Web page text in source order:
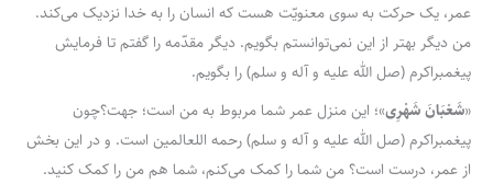
عمر، یک حرکت به سوی معنویّت هست که انسان را به خدا نزدیک می‌کند.
من دیگر بهتر از این نمی‌توانستم بگویم. دیگر مقدّمه را گفتم تا فرمایش
پیغمبراکرم (صل الله علیه و آله و سلم) را بگویم.
«شَعْبَانَ شَهْرِی»؛ این منزل عمر شما مربوط به من است؛ جهت؟چون
پیغمبراکرم (صل الله علیه و آله و سلم) رحمه اللعالمین است. و در این بخش
از عمر، درست است؟ من شما را کمک می‌کنم، شما هم من را کمک کنید.